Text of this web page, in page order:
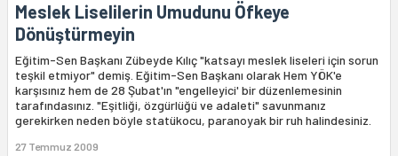
Meslek Liselilerin Umudunu Öfkeye
Dönüştürmeyin
Eğitim-Sen Başkanı Zübeyde Kılıç "katsayı meslek liseleri için sorun
teşkil etmiyor" demiş. Eğitim-Sen Başkanı olarak Hem YÖK'e
karşısınız hem de 28 Şubat'ın "engelleyici' bir düzenlemesinin
tarafındasınız. "Eşitliği, özgürlüğü ve adaleti" savunmanız
gerekirken neden böyle statükocu, paranoyak bir ruh halindesiniz.
27 Temmuz 2009